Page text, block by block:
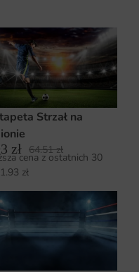
Strzał na
zł 64.51zł
cena z ostatnich 30
zł